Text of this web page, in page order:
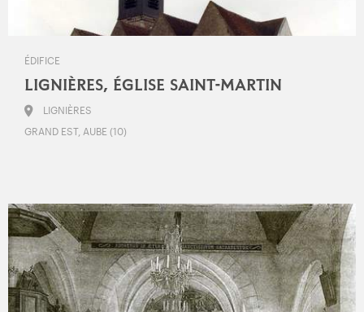
ÉDIFICE
LIGNIÈRES, ÉGLISE SAINT-MARTIN
LIGNIÈRES
GRAND EST, AUBE (10)